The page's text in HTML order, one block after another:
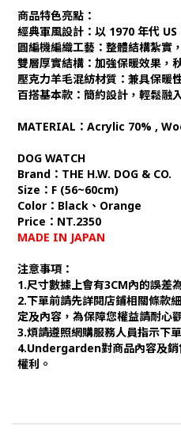
商品特色亮點：
經典軍風設計：以 1970 年代 US
圓編機編織工藝：整體結構紮實
雙層厚實結構：加強保暖效果，
壓克力羊毛混紡材質：兼具保暖
百搭基本款：簡約設計，輕鬆融
MATERIAL： Acrylic 70% ,
DOG WATCH
Brand：THE H.W. DOG & CO.
Size：F (56~60cm)
Color：Black、Orange
Price：NT.2350
MADE IN JAPAN
注意事項：
1.尺寸數據上會有3CM內的誤差
2.下單前請先詳閱店鋪相關條款
定及內容，為保障您權益請耐心
3.煩請遵照網購服務人員指示下
4.Undergarden對商品內容及銷
權利。